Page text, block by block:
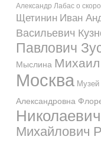
Александр Лабас о
Щетинин Иван
Васильевич
Павлович
Мыслина Михаил
Москва
Александровна
Михайлович